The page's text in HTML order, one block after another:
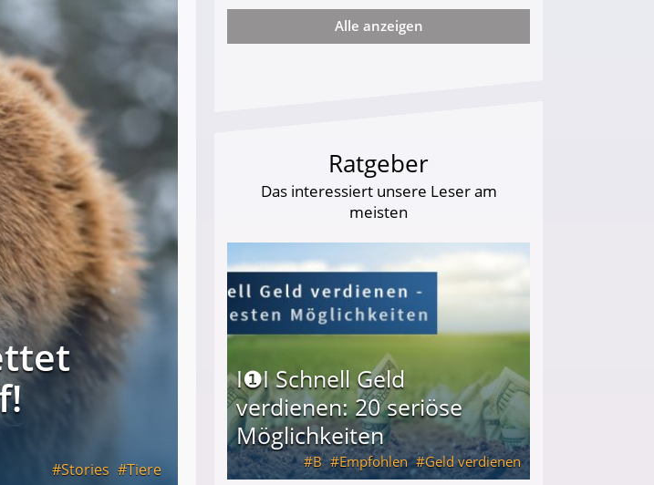
Stories
Tiere
vorhanden! - Jobcenter zieht Hartz-IV-Bettler Almosen ab!
Alle anzeigen
Ratgeber
Das interessiert unsere Leser am
meisten
I❶I Schnell Geld
verdienen: 20 seriöse
Möglichkeiten
B Empfohlen Geld verdienen